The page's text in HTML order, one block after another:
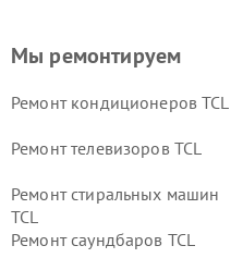
Мы ремонтируем
Ремонт кондиционеров TCL
Ремонт телевизоров TCL
Ремонт стиральных машин
TCL
Ремонт саундбаров TCL